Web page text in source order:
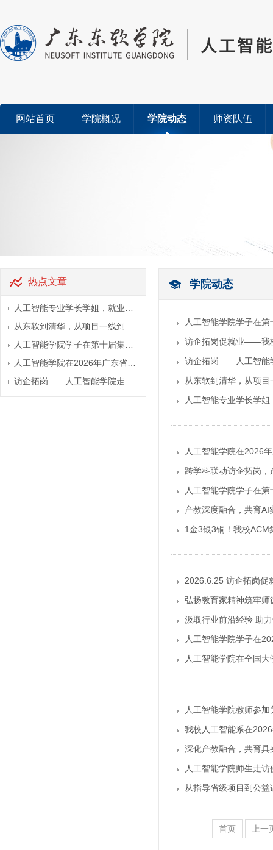
网站首页 学院概况 学院动态 师资队伍
热点文章
人工智能专业学长学姐，就业…
从东软到清华，从项目一线到…
人工智能学院学子在第十届集…
人工智能学院在2026年广东省…
访企拓岗——人工智能学院走…
学院动态
人工智能学院学子在
访企拓岗促就业——我
访企拓岗——人工智能
从东软到清华，从项
人工智能专业学长学
人工智能学院在2026
跨学科联动访企拓岗
人工智能学院学子在
产教深度融合，共育
1金3银3铜！我校ACM
2026.6.25 访企拓岗
弘扬教育家精神筑牢
汲取行业前沿经验 助
人工智能学院学子在
人工智能学院在全国
人工智能学院教师参
我校人工智能系在
深化产教融合，共育
人工智能学院师生走
从指导省级项目到公
首页 上一